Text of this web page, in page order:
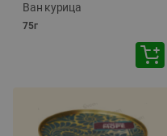
Ван курица
75г